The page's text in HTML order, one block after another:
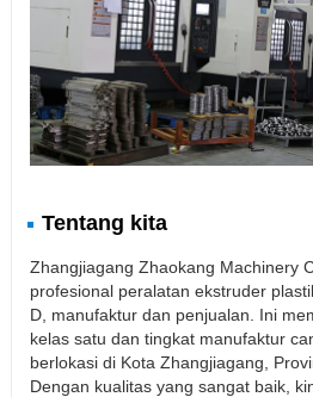
Tentang kita
Zhangjiagang Zhaokang Machinery
profesional peralatan ekstruder
D, manufaktur dan penjualan. Ini
kelas satu dan tingkat manufaktur
berlokasi di Kota Zhangjiagang,
Dengan kualitas yang sangat baik,